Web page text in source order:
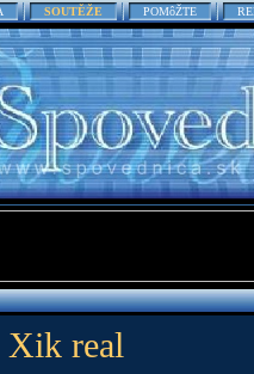
SOUTĚŽE POMôŽTE
Xik real